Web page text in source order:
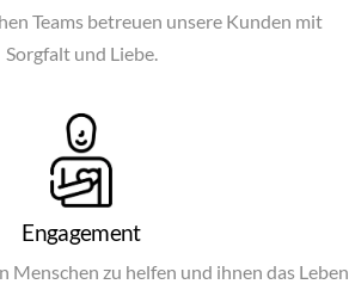
Teams betreuen unsere Kunden mit
Sorgfalt und Liebe.
Engagement
Menschen zu helfen und ihnen das Leben